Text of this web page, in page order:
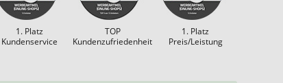
1. Platz
Kundenservice
TOP
Kundenzufriedenheit
1. Platz
Preis/Leistung